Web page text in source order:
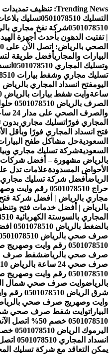
التجاوز
إلى
المحتوى
Trending News: تنظيف تمديدات
التسليك 0501078510
تسليك بلاعات
0501078510شركة نفخ مجاري
| تفتيت الدهون بأحدث أجهزة الهيدرو جيت
الصحي بالرياض: اتصل الآن على 0501078510
البيارات والمجاريأفضل طريقة
وتسليك المجاري 0501078510
تسليك مجاري وشفط بيارات 0501078510
اليومفتح انسداد المجاري بالرياض فوري 0501078510 خدمة طوارئ لحل مشاكل الصرف
ساعةوايت شفط بيارات بالرياض 0501078510 خدمة طوارئ 24 ساعة لشفط وتنظيف البيارات بسرعة عالية
الصرف بالرياض 0501078510 حلول احترافية لانسداد المجاري بدون تكسير
والصرف الصحي على مدار 24 ساعة
المجاري فورًاتسليك مجاري بدون
فتح انسداد المجاري فورًا وبأقل
السعوديةحل مشاكل طفح
السعوديةشركة تسليك مجاري
بالرياض مشهورة – أفضل
الأحواض المسدودةعلامات تدل
الرياضأفضل شركة تسليك مجاري
حراج 0501078510 رقم وايت وصهريج صرف صحي بالرياض
مجاري بالرياض | أفضل شركة فتح
بالرياض | أفضل خدمات فتح
المجاري بالسوستة الكهربائية 0501078510 اتصل الآن خصم 50% لا تتردد
بالضغط بالرياض 0501078510 افضل خدمات شفط البيارات
صرف صحي بالرياض 0501078510 رقم وايت وصهريج صرف صحي بالرياض
0501078510 رقم وايت وصهريج صرف صحي بالرياض
صرف صحي بالرياضشفط صرف صحي الرياض
صرف صحي 24 ساعة بالرياض 0501078510 رقم وايت وصهريج صرف صحي بالرياض
0501078510 رقم وايت وصهريج صرف صحي بالرياض
بالرياضوايت صرف صحي شمال الرياض 0501078510 رقم وايت وصهريج
شرق الرياض 0501078510 رقم وايت وصهريج صرف صحي بالرياض
وايت وصهريج صرف صحي
البياراتوايت شفط صرف صحي شمال الرياض 0501078510
0501078510 خصم 50% اتصل الآن
اليرموك الرياض 0501078510 خصم 50% اتصل الآن
انسداد المجاري 0501078510 اتصل الآن خصم 50% لا تتردد
يمكن التعاقد مع شركة تسليك المجاري 0501078510 اتصل الآن خصم